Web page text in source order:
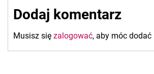
Dodaj komentarz
Musisz się zalogować, aby móc dodać